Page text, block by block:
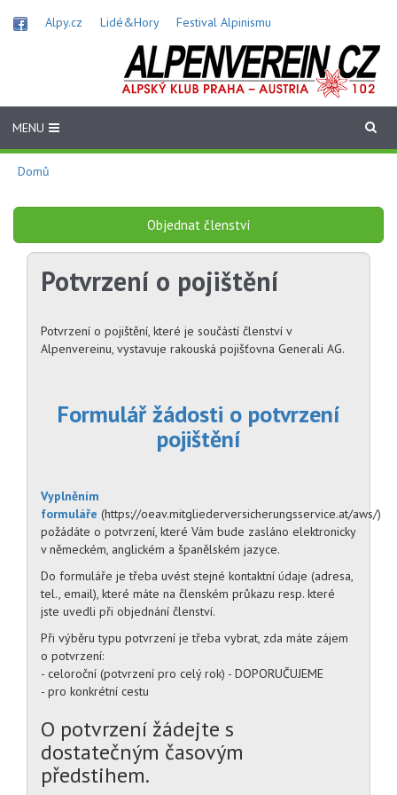
Alpy.cz Lidé&Hory Festival Alpinismu
MENU
Domů
Objednat členství
Potvrzení o pojištění
Potvrzení o pojištění, které je součástí členství v
Alpenvereinu, vystavuje rakouská pojišťovna Generali AG.
Formulář žádosti o potvrzení
pojištění
Vyplněním
formuláře (https://oeav.mitgliederversicherungsservice.at/aws/)
požádáte o potvrzení, které Vám bude zasláno elektronicky
v německém, anglickém a španělském jazyce.
Do formuláře je třeba uvést stejné kontaktní údaje (adresa,
tel., email), které máte na členském průkazu resp. které
jste uvedli při objednání členství.
Při výběru typu potvrzení je třeba vybrat, zda máte zájem
o potvrzení:
- celoroční (potvrzení pro celý rok) - DOPORUČUJEME
- pro konkrétní cestu
O potvrzení žádejte s
dostatečným časovým
předstihem.